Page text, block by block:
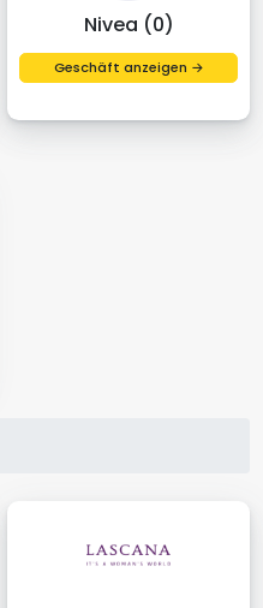
Nivea (0)
Geschäft anzeigen →